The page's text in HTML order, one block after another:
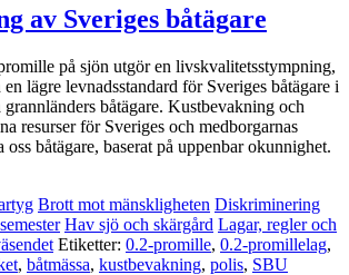
av Sveriges båtägare
på sjön utgör en livskvalitetsstympning,
lägre levnadsstandard för Sveriges båtägare i
båtägare. Kustbevakning och
resurser för Sveriges och medborgarnas
oss båtägare, baserat på uppenbar okunnighet.
Brott mot mänskligheten Diskriminering
Hav sjö och skärgård Lagar, regler och
Etiketter: 0.2-promille, 0.2-promillelag,
, båtmässa, kustbevakning, polis, SBU